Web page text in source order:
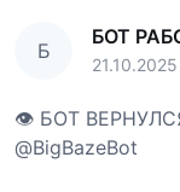
Б
БОТ
👁 БОТ
@BigBazeBot